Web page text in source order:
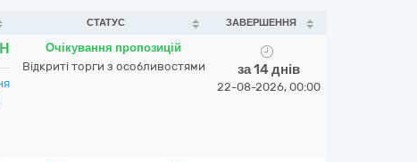
СТАТУС ЗАВЕРШЕННЯ
Очікування пропозицій
Відкриті торги з особливостями
за 14 днів
22-08-2026, 00:00